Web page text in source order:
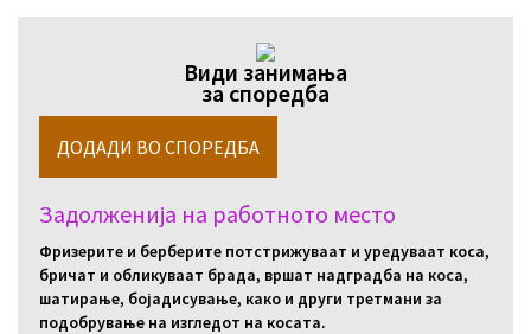
Види занимања
за споредба
Задолженија на работното место
Фризерите и берберите потстрижуваат и уредуваат коса,
бричат и обликуваат брада, вршат надградба на коса,
шатирање, бојадисување, како и други третмани за
подобрување на изгледот на косата.